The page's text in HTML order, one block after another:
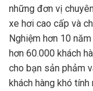
những đơn vị
xe hơi cao cấp và
Nghiệm hơn 10
hơn 60.000 khách
cho bạn sản phảm
khách hàng khó